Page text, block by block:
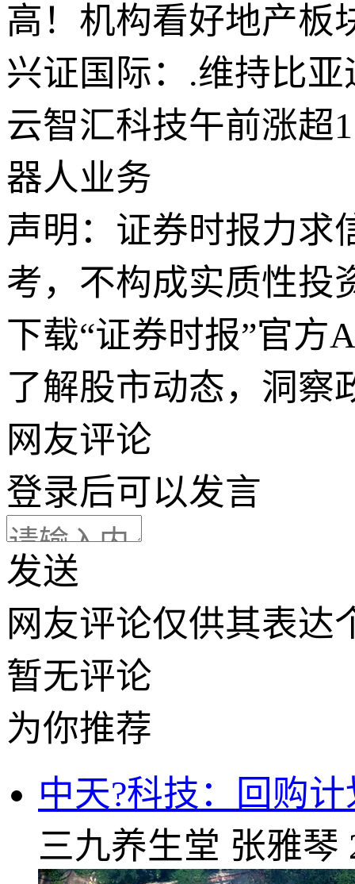
高！机构看好地产板
兴证国际：.维持比
云智汇科技午前涨超
器人业务
声明：证券时报力求
考，不构成实质性投
下载“证券时报”官方
了解股市动态，洞察
网友评论
登录后可以发言
发送
网友评论仅供其表达
暂无评论
为你推荐
中天?科技：回购
三九养生堂 张雅琴